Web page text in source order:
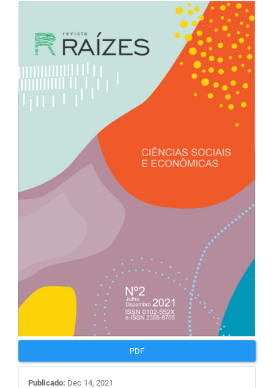
lateral
de
artigos
PDF
Publicado: Dec 14, 2021